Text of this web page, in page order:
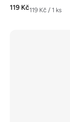
119 KčMěrná
119 Kč / 1 ks